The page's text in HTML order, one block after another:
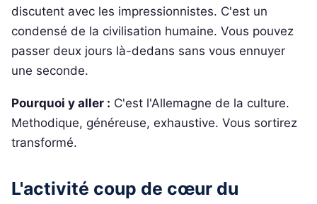
discutent avec les impressionnistes. C'est un
condensé de la civilisation humaine. Vous pouvez
passer deux jours là-dedans sans vous ennuyer
une seconde.
Pourquoi y aller : C'est l'Allemagne de la culture.
Methodique, généreuse, exhaustive. Vous sortirez
transformé.
L'activité coup de cœur du